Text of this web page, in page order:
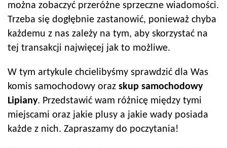
można zobaczyć przeróżne sprzeczne wiadomości.
Trzeba się dogłębnie zastanowić, ponieważ chyba
każdemu z nas zależy na tym, aby skorzystać na
tej transakcji najwięcej jak to możliwe.
W tym artykule chcielibyśmy sprawdzić dla Was
komis samochodowy oraz skup samochodowy
Lipiany. Przedstawić wam różnicę między tymi
miejscami oraz jakie plusy a jakie wady posiada
każde z nich. Zapraszamy do poczytania!